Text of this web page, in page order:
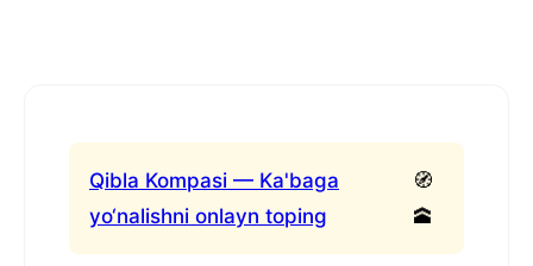
Qibla Kompasi — Ka'baga
yo‘nalishni onlayn toping
🧭
🕋